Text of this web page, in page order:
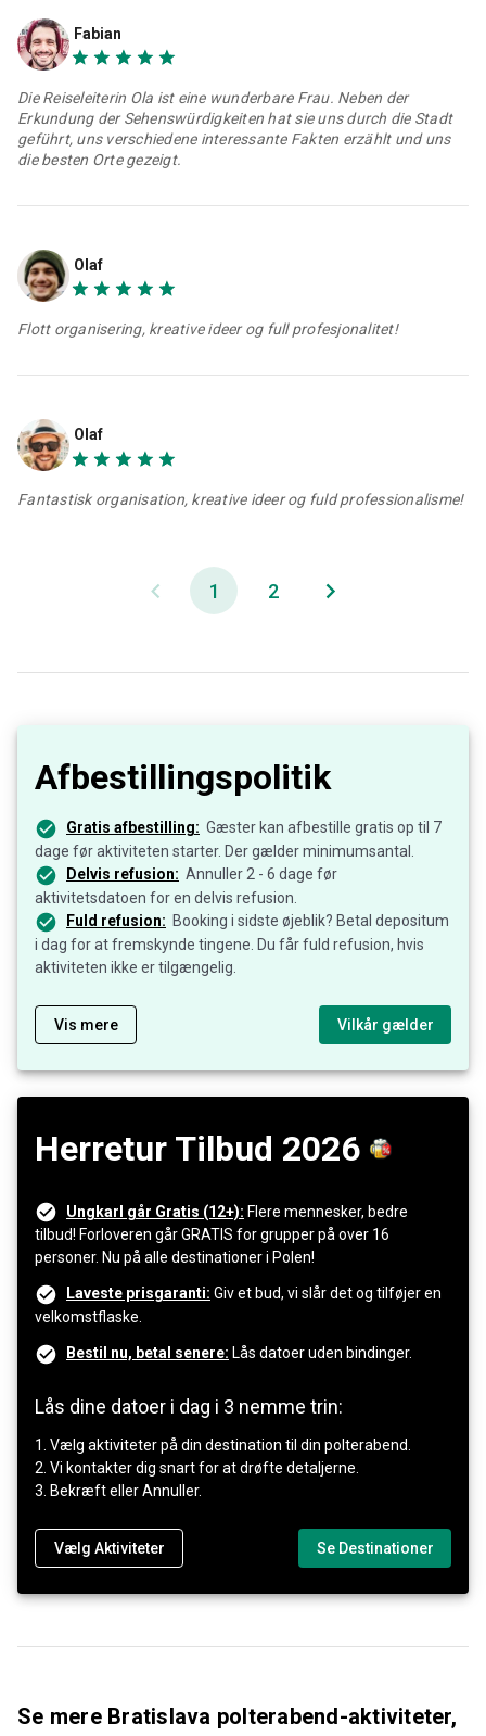
Fabian
Die Reiseleiterin Ola ist eine wunderbare Frau. Neben der
Erkundung der Sehenswürdigkeiten hat sie uns durch die Stadt
geführt, uns verschiedene interessante Fakten erzählt und uns
die besten Orte gezeigt.
Olaf
Flott organisering, kreative ideer og full profesjonalitet!
Olaf
Fantastisk organisation, kreative ideer og fuld professionalisme!
1 2
Afbestillingspolitik
Gratis afbestilling: Gæster kan afbestille gratis op til 7
dage før aktiviteten starter. Der gælder minimumsantal.
Delvis refusion: Annuller 2 - 6 dage før
aktivitetsdatoen for en delvis refusion.
Fuld refusion: Booking i sidste øjeblik? Betal depositum
i dag for at fremskynde tingene. Du får fuld refusion, hvis
aktiviteten ikke er tilgængelig.
Vis mere Vilkår gælder
Herretur Tilbud 2026
Ungkarl går Gratis (12+): Flere mennesker, bedre
tilbud! Forloveren går GRATIS for grupper på over 16
personer. Nu på alle destinationer i Polen!
Laveste prisgaranti: Giv et bud, vi slår det og tilføjer en
velkomstflaske.
Bestil nu, betal senere: Lås datoer uden bindinger.
Lås dine datoer i dag i 3 nemme trin:
1. Vælg aktiviteter på din destination til din polterabend.
2. Vi kontakter dig snart for at drøfte detaljerne.
3. Bekræft eller Annuller.
Vælg Aktiviteter Se Destinationer
Se mere Bratislava polterabend-aktiviteter,